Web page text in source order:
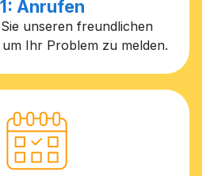
Anrufen
unseren freundlichen
Ihr Problem zu melden.